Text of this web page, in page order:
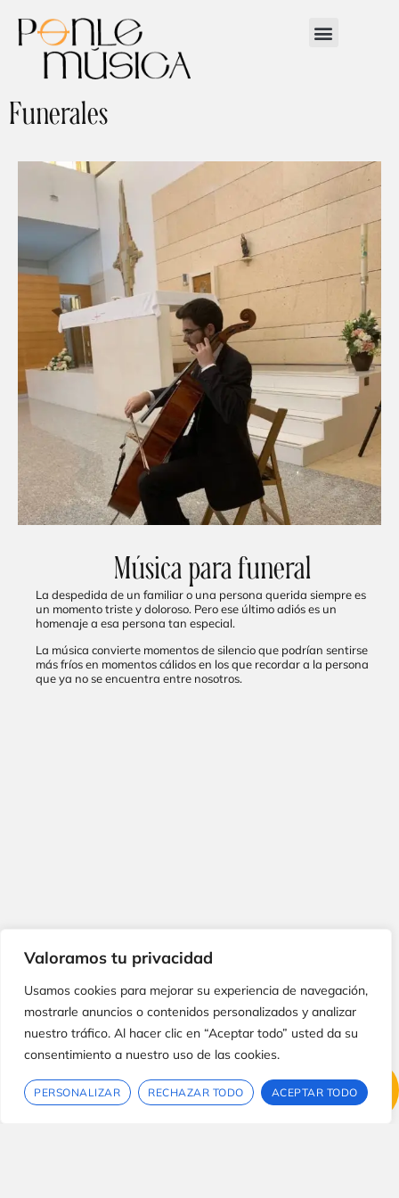
Valoramos tu privacidad
Usamos cookies para mejorar su experiencia de navegación,
mostrarle anuncios o contenidos personalizados y analizar
nuestro tráfico. Al hacer clic en “Aceptar todo” usted da su
consentimiento a nuestro uso de las cookies.
PERSONALIZAR RECHAZAR TODO ACEPTAR TODO
Funerales
Música para funeral
La despedida de un familiar o una persona querida siempre es
un momento triste y doloroso. Pero ese último adiós es un
homenaje a esa persona tan especial.
La música convierte momentos de silencio que podrían sentirse
más fríos en momentos cálidos en los que recordar a la persona
que ya no se encuentra entre nosotros.
Privacidad